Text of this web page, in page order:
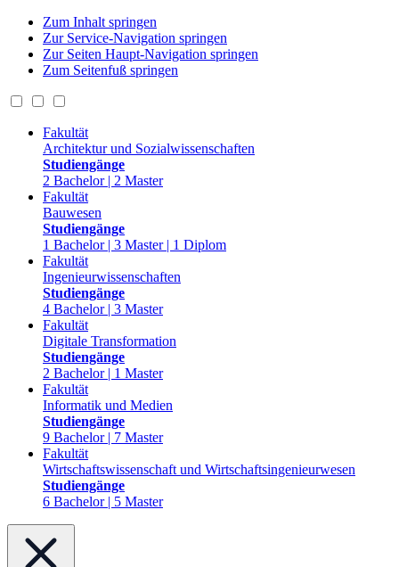
Zum Inhalt springen
Zur Service-Navigation springen
Zur Seiten Haupt-Navigation springen
Zum Seitenfuß springen
Fakultät
Architektur und Sozialwissenschaften
Studiengänge
2 Bachelor | 2 Master
Fakultät
Bauwesen
Studiengänge
1 Bachelor | 3 Master | 1 Diplom
Fakultät
Ingenieurwissenschaften
Studiengänge
4 Bachelor | 3 Master
Fakultät
Digitale Transformation
Studiengänge
2 Bachelor | 1 Master
Fakultät
Informatik und Medien
Studiengänge
9 Bachelor | 7 Master
Fakultät
Wirtschaftswissenschaft und Wirtschaftsingenieurwesen
Studiengänge
6 Bachelor | 5 Master